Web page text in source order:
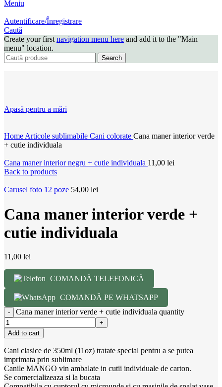
Meniu
Autentificare/Înregistrare
Caută
Create your first navigation menu here and add it to the "Main
menu" location.
Search
Apasă pentru a mări
Home Articole sublimabile Cani colorate Cana maner interior verde
+ cutie individuala
Cana maner interior negru + cutie individuala 11,00 lei
Back to products
Carusel foto 12 poze 54,00 lei
Cana maner interior verde +
cutie individuala
11,00 lei
COMANDĂ TELEFONICĂ
COMANDĂ PE WHATSAPP
Cana maner interior verde + cutie individuala quantity
Add to cart
Cani clasice de 350ml (11oz) tratate special pentru a se putea
imprimata prin sublimare
Canile MANGO vin ambalate in cutii individuale de carton.
Se comercializeaza si la bucata